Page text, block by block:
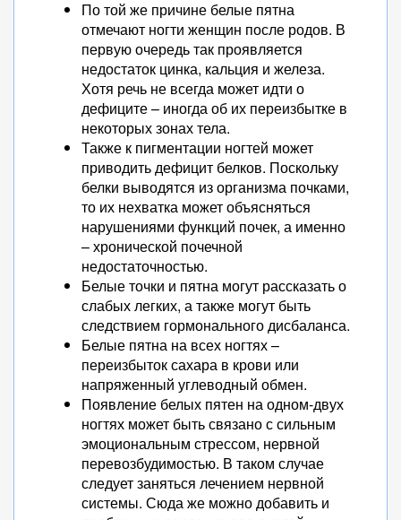
По той же причине белые пятна
отмечают ногти женщин после родов. В
первую очередь так проявляется
недостаток цинка, кальция и железа.
Хотя речь не всегда может идти о
дефиците – иногда об их переизбытке в
некоторых зонах тела.
Также к пигментации ногтей может
приводить дефицит белков. Поскольку
белки выводятся из организма почками,
то их нехватка может объясняться
нарушениями функций почек, а именно
– хронической почечной
недостаточностью.
Белые точки и пятна могут рассказать о
слабых легких, а также могут быть
следствием гормонального дисбаланса.
Белые пятна на всех ногтях –
переизбыток сахара в крови или
напряженный углеводный обмен.
Появление белых пятен на одном-двух
ногтях может быть связано с сильным
эмоциональным стрессом, нервной
перевозбудимостью. В таком случае
следует заняться лечением нервной
системы. Сюда же можно добавить и